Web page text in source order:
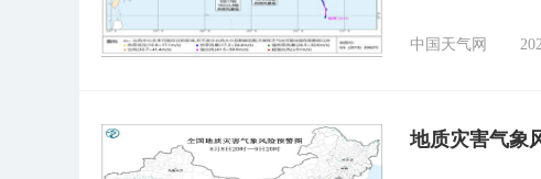
中国天气网
地质灾害气象